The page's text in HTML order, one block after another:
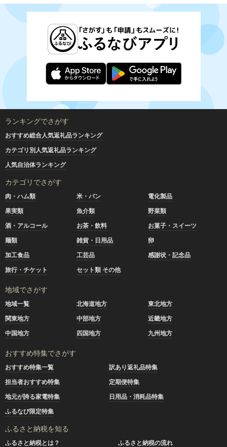
ランキングでさがす
おすすめ総合人気返礼品ランキング
カテゴリ別人気返礼品ランキング
人気自治体ランキング
カテゴリでさがす
肉・ハム類 米・パン
電化製品
果実類
魚介類
野菜類
酒・アルコール
お茶・飲料
お菓子・スイーツ
麺類
雑貨・日用品
卵
加工食品
工芸品
感謝状・記念品
旅行・チケット
セット類 その他
地域でさがす
地域一覧 北海道地方
東北地方
関東地方
中部地方
近畿地方
中国地方
四国地方 九州地方
おすすめ特集でさがす
おすすめ特集一覧
訳あり返礼品特集
担当者おすすめ特集
定期便特集
地元が誇る家電特集
日用品・消耗品特集
ふるなび限定特集
ふるさと納税を知る
ふるさと納税とは？
ふるさと納税の流れ